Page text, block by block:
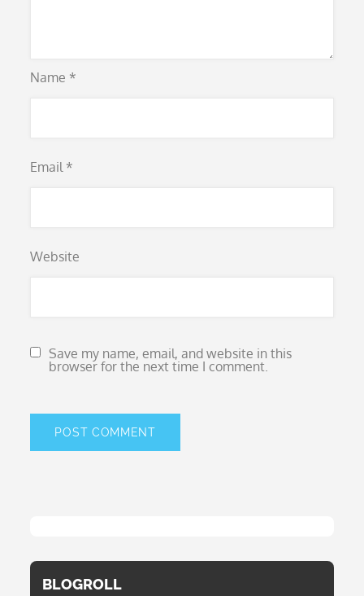
Name *
Email *
Website
Save my name, email, and website in this
browser for the next time I comment.
BLOGROLL